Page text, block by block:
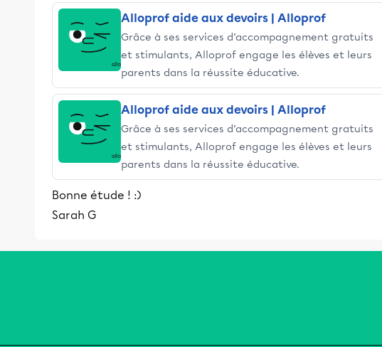
Alloprof aide aux devoirs | Alloprof
Grâce à ses services d’accompagnement gratuits
et stimulants, Alloprof engage les élèves et leurs
parents dans la réussite éducative.
Alloprof aide aux devoirs | Alloprof
Grâce à ses services d’accompagnement gratuits
et stimulants, Alloprof engage les élèves et leurs
parents dans la réussite éducative.
Bonne étude ! :)
Sarah G